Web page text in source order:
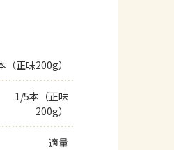
るお問い合わせ
（正味200g）
1/5本（正味
200g）
適量